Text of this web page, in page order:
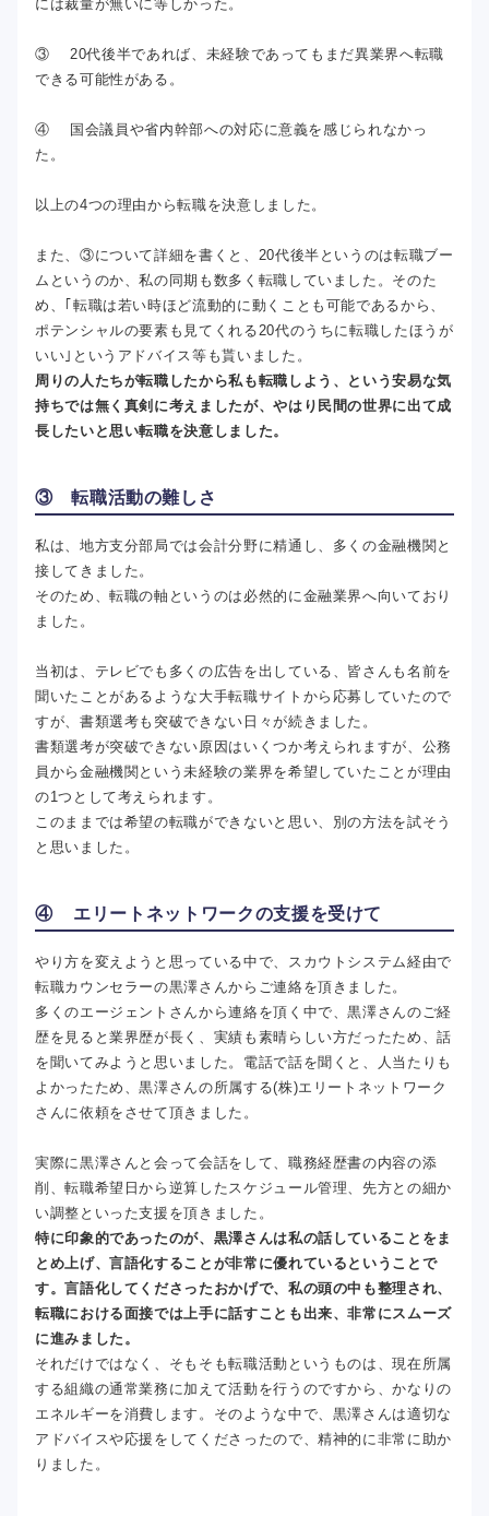
には裁量が無いに等しかった。
③ 20代後半であれば、未経験であってもまだ異業界へ転職
できる可能性がある。
④ 国会議員や省内幹部への対応に意義を感じられなかっ
た。
以上の4つの理由から転職を決意しました。
また、③について詳細を書くと、20代後半というのは転職ブー
ムというのか、私の同期も数多く転職していました。そのた
め、｢転職は若い時ほど流動的に動くことも可能であるから、
ポテンシャルの要素も見てくれる20代のうちに転職したほうが
いい｣というアドバイス等も貰いました。
周りの人たちが転職したから私も転職しよう、という安易な気
持ちでは無く真剣に考えましたが、やはり民間の世界に出て成
長したいと思い転職を決意しました。
③ 転職活動の難しさ
私は、地方支分部局では会計分野に精通し、多くの金融機関と
接してきました。
そのため、転職の軸というのは必然的に金融業界へ向いており
ました。
当初は、テレビでも多くの広告を出している、皆さんも名前を
聞いたことがあるような大手転職サイトから応募していたので
すが、書類選考も突破できない日々が続きました。
書類選考が突破できない原因はいくつか考えられますが、公務
員から金融機関という未経験の業界を希望していたことが理由
の1つとして考えられます。
このままでは希望の転職ができないと思い、別の方法を試そう
と思いました。
④ エリートネットワークの支援を受けて
やり方を変えようと思っている中で、スカウトシステム経由で
転職カウンセラーの黒澤さんからご連絡を頂きました。
多くのエージェントさんから連絡を頂く中で、黒澤さんのご経
歴を見ると業界歴が長く、実績も素晴らしい方だったため、話
を聞いてみようと思いました。電話で話を聞くと、人当たりも
よかったため、黒澤さんの所属する(株)エリートネットワーク
さんに依頼をさせて頂きました。
実際に黒澤さんと会って会話をして、職務経歴書の内容の添
削、転職希望日から逆算したスケジュール管理、先方との細か
い調整といった支援を頂きました。
特に印象的であったのが、黒澤さんは私の話していることをま
とめ上げ、言語化することが非常に優れているということで
す。言語化してくださったおかげで、私の頭の中も整理され、
転職における面接では上手に話すことも出来、非常にスムーズ
に進みました。
それだけではなく、そもそも転職活動というものは、現在所属
する組織の通常業務に加えて活動を行うのですから、かなりの
エネルギーを消費します。そのような中で、黒澤さんは適切な
アドバイスや応援をしてくださったので、精神的に非常に助か
りました。